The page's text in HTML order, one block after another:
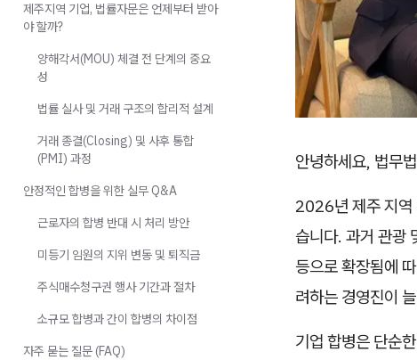
안녕하세요, 법무
2026년 제주 지역
습니다. 과거 관광
등으로 확장됨에
려하는 경영진이
기업 합병은 단순
제주지역 기업, 법률자문은 언제부터 받아
야 할까?
양해각서(MOU) 체결 전 단계의 중요
성
법률 실사 및 거래 구조의 합리적 설계
거래 종결(Closing) 및 사후 통합
(PMI) 과정
안정적인 합병을 위한 실무 Q&A
근로자의 합병 반대 시 처리 방안
미등기 임원의 지위 변동 및 퇴직금
주식매수청구권 행사 기간과 절차
소규모 합병과 간이 합병의 차이점
자주 묻는 질문 (FAQ)